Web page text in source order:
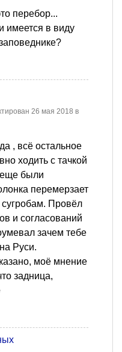
перебор...
имеется в виду
26 мая 2018 в
, всё остальное
ходить с тачкой
еще были
перемерзает
Провёл
и согласований
зачем тебе
Руси.
моё мнение
задница,